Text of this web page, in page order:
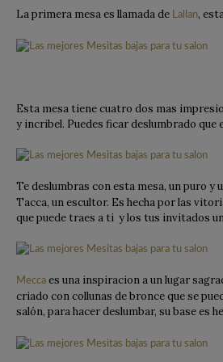
La primera mesa es llamada de Lallan,
Esta mesa tiene cuatro dos mas
y incribel. Puedes ficar deslumbrado
Te deslumbras con esta mesa, un puro
Tacca, un escultor. Es hecha por las
que puede traes a ti y los tus invitados
Mecca es una inspiracion a un lugar
criado con collunas de bronce que se
salón, para hacer deslumbar, su base es